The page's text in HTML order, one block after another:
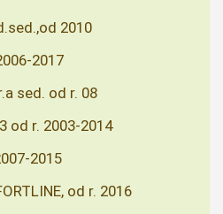
2010
2017
sed. od r. 08
od r. 2003-2014
2015
od r. 2016